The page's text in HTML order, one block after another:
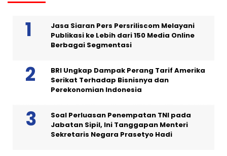
Jasa Siaran Pers Persriliscom Melayani
Publikasi ke Lebih dari 150 Media Online
Berbagai Segmentasi
BRI Ungkap Dampak Perang Tarif Amerika
Serikat Terhadap Bisnisnya dan
Perekonomian Indonesia
Soal Perluasan Penempatan TNI pada
Jabatan Sipil, Ini Tanggapan Menteri
Sekretaris Negara Prasetyo Hadi